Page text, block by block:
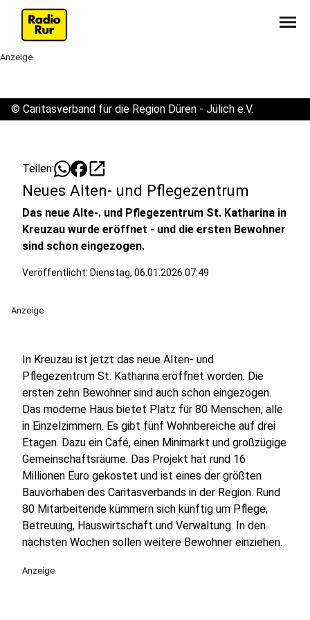
menu
Anzeige
© Caritasverband für die Region Düren - Jülich e.V.
Teilen: open_in_new
Neues Alten- und Pflegezentrum
Das neue Alte-. und Pflegezentrum St. Katharina in
Kreuzau wurde eröffnet - und die ersten Bewohner
sind schon eingezogen.
Veröffentlicht: Dienstag, 06.01.2026 07:49
Anzeige
In Kreuzau ist jetzt das neue Alten- und
Pflegezentrum St. Katharina eröffnet worden. Die
ersten zehn Bewohner sind auch schon eingezogen.
Das moderne Haus bietet Platz für 80 Menschen, alle
in Einzelzimmern. Es gibt fünf Wohnbereiche auf drei
Etagen. Dazu ein Café, einen Minimarkt und großzügige
Gemeinschaftsräume. Das Projekt hat rund 16
Millionen Euro gekostet und ist eines der größten
Bauvorhaben des Caritasverbands in der Region. Rund
80 Mitarbeitende kümmern sich künftig um Pflege,
Betreuung, Hauswirtschaft und Verwaltung. In den
nächsten Wochen sollen weitere Bewohner einziehen.
Anzeige